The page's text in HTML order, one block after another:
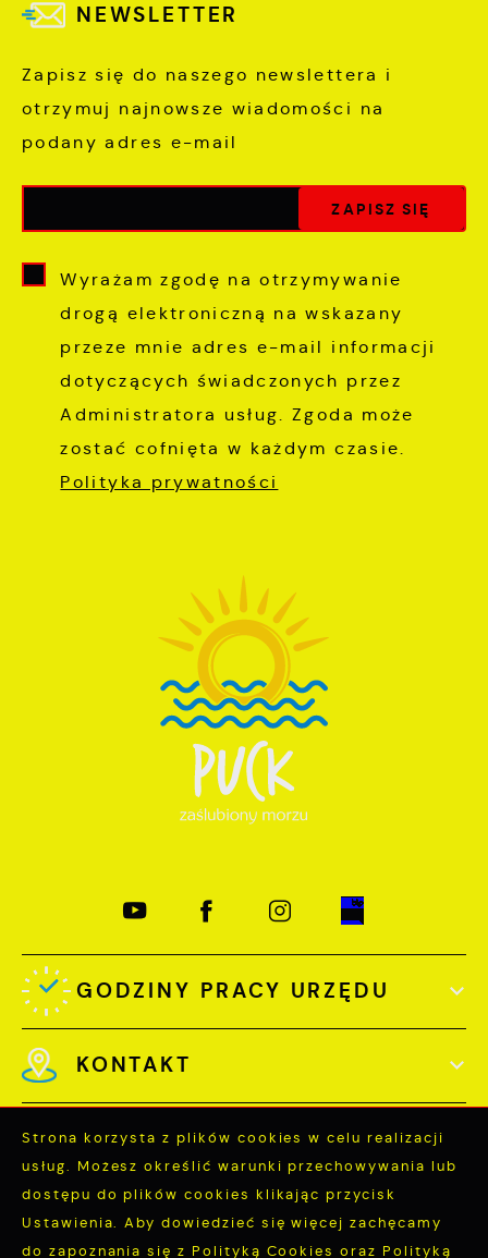
NEWSLETTER
Zapisz się do naszego newslettera i
otrzymuj najnowsze wiadomości na
podany adres e-mail
Wyrażam zgodę na otrzymywanie
drogą elektroniczną na wskazany
przeze mnie adres e-mail informacji
dotyczących świadczonych przez
Administratora usług. Zgoda może
zostać cofnięta w każdym czasie.
Polityka prywatności
GODZINY PRACY URZĘDU
KONTAKT
Odwiedzin: 3763762
Online: 126
Strona korzysta z plików cookies w celu realizacji
usług. Możesz określić warunki przechowywania lub
dostępu do plików cookies klikając przycisk
Ustawienia. Aby dowiedzieć się więcej zachęcamy
do zapoznania się z Polityką Cookies oraz Polityką